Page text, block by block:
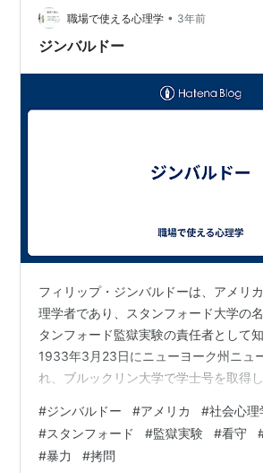
ク（動態的側面）、幹・樹皮・枝・樹冠
実・花等の状態（内容分析）などから
職場で使える心理学 • 3年前
ジンバルドー
フィリップ・ジンバルドーは、アメリ
理学者であり、スタンフォード大学の
タンフォード監獄実験の責任者として
1933年3月23日にニューヨーク州ニュ
れ、ブルックリン大学で学士号を取得
教鞭をとり、1968年からスタンフォー
っています。 スタンフォード監獄実験
ンフォード大学で行われた実験です。
#ジンバルドー #アメリカ #社会心理
#スタンフォード #監獄実験 #看守
#暴力 #拷問